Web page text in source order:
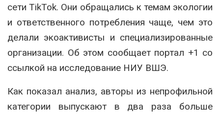
сети TikTok. Они обращались к темам экологии
и ответственного потребления чаще, чем это
делали экоактивисты и специализированные
организации. Об этом сообщает портал +1 со
ссылкой на исследование НИУ ВШЭ.
Как показал анализ, авторы из непрофильной
категории выпускают в два раза больше